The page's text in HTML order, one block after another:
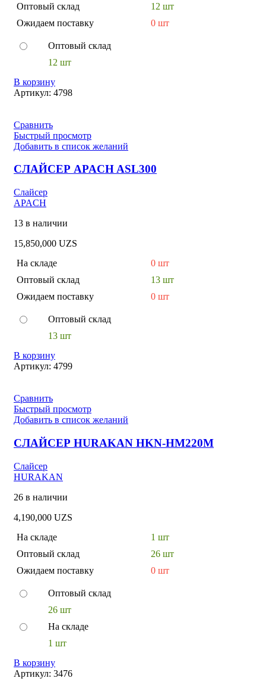
Оптовый склад
12 шт
Ожидаем поставку
0 шт
Оптовый склад
12 шт
В корзину
Артикул: 4798
Сравнить
Быстрый просмотр
Добавить в список желаний
СЛАЙСЕР APACH ASL300
Слайсер
APACH
13 в наличии
15,850,000 UZS
На складе
0 шт
Оптовый склад
13 шт
Ожидаем поставку
0 шт
Оптовый склад
13 шт
В корзину
Артикул: 4799
Сравнить
Быстрый просмотр
Добавить в список желаний
СЛАЙСЕР HURAKAN HKN-HM220M
Слайсер
HURAKAN
26 в наличии
4,190,000 UZS
На складе
1 шт
Оптовый склад
26 шт
Ожидаем поставку
0 шт
Оптовый склад
26 шт
На складе
1 шт
В корзину
Артикул: 3476